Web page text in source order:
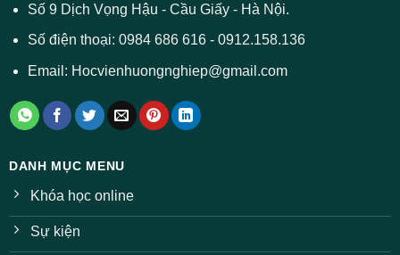
nhiều
Số 9 Dịch Vọng Hậu - Cầu Giấy - Hà Nội.
Số điện thoại: 0984 686 616 - 0912.158.136
Email: Hocvienhuongnghiep@gmail.com
DANH MỤC MENU
Khóa học online
Sự kiện